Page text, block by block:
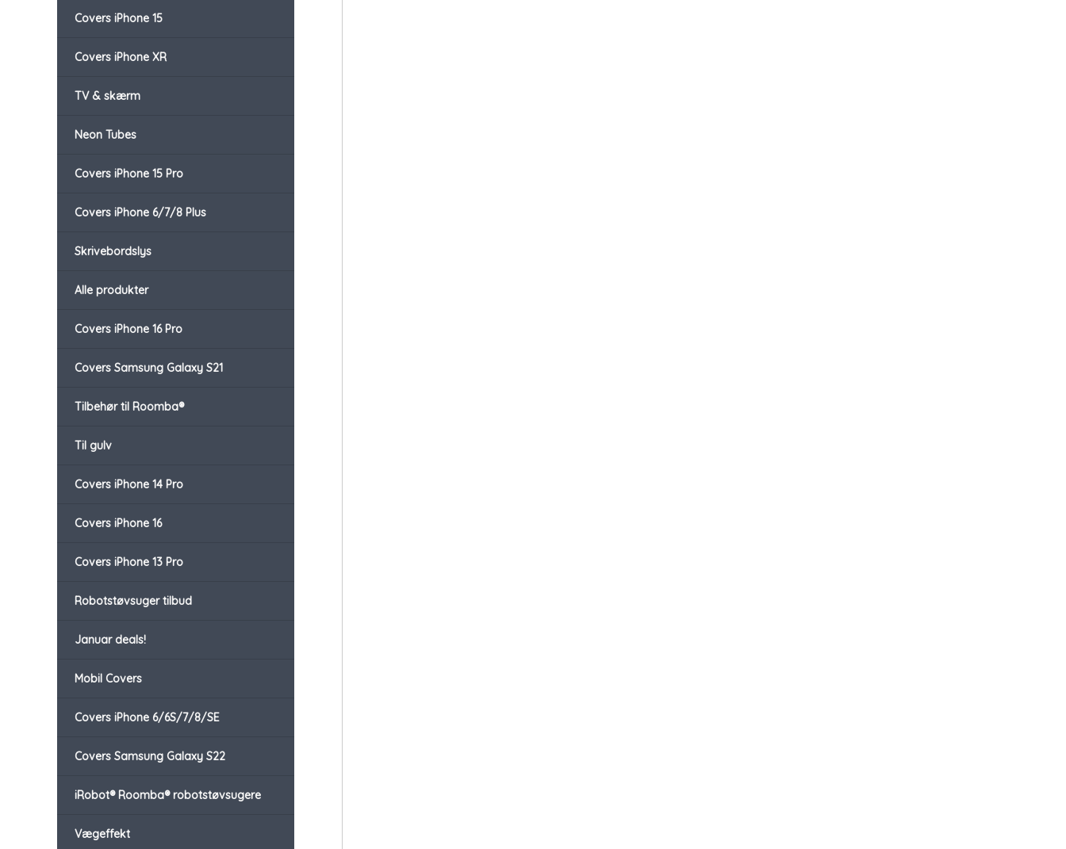
Covers iPhone 15
Covers iPhone XR
TV & skærm
Neon Tubes
Covers iPhone 15 Pro
Covers iPhone 6/7/8 Plus
Skrivebordslys
Alle produkter
Covers iPhone 16 Pro
Covers Samsung Galaxy S21
Tilbehør til Roomba®
Til gulv
Covers iPhone 14 Pro
Covers iPhone 16
Covers iPhone 13 Pro
Robotstøvsuger tilbud
Januar deals!
Mobil Covers
Covers iPhone 6/6S/7/8/SE
Covers Samsung Galaxy S22
iRobot® Roomba® robotstøvsugere
Vægeffekt